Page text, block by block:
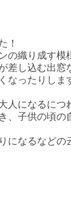
！
織り成す模
し込む出窓
なったりしま
人になるにつ
、子供の頃の
になるなどの